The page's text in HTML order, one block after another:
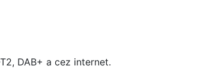
DAB+ a cez internet.